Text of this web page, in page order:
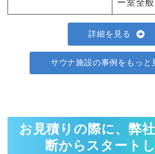
ー室全
詳細を見る
サウナ施設の事例をもっと
お見積りの際に、弊
断からスタート